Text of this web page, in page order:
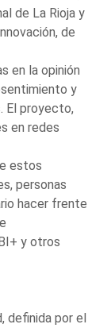
de La Rioja y
de
en la opinión
y
El proyecto,
en redes
estos
personas
hacer frente
y otros
definida por el